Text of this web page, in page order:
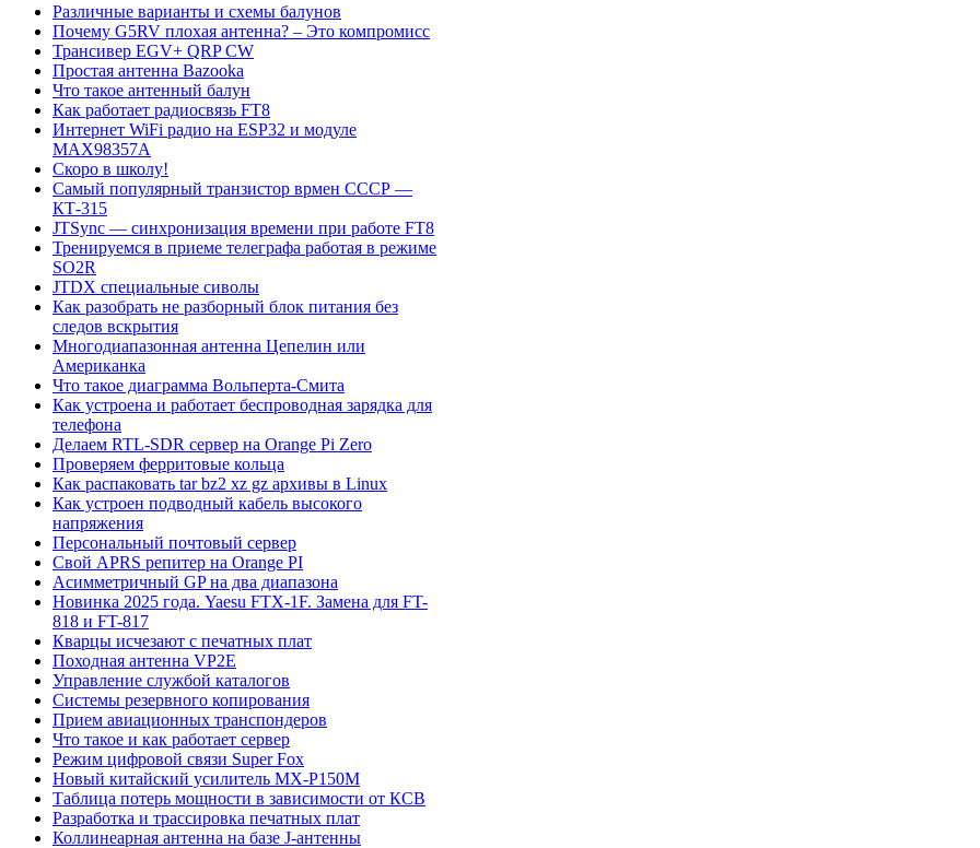
Различные варианты и схемы балунов
Почему G5RV плохая антенна? – Это компромисс
Трансивер EGV+ QRP CW
Простая антенна Bazooka
Что такое антенный балун
Как работает радиосвязь FT8
Интернет WiFi радио на ESP32 и модуле
MAX98357A
Скоро в школу!
Самый популярный транзистор врмен СССР —
КТ-315
JTSync — синхронизация времени при работе FT8
Тренируемся в приеме телеграфа работая в режиме
SO2R
JTDX специальные сиволы
Как разобрать не разборный блок питания без
следов вскрытия
Многодиапазонная антенна Цепелин или
Американка
Что такое диаграмма Вольперта-Смита
Как устроена и работает беспроводная зарядка для
телефона
Делаем RTL-SDR сервер на Orange Pi Zero
Проверяем ферритовые кольца
Как распаковать tar bz2 xz gz архивы в Linux
Как устроен подводный кабель высокого
напряжения
Персональный почтовый сервер
Свой APRS репитер на Orange PI
Асимметричный GP на два диапазона
Новинка 2025 года. Yaesu FTX-1F. Замена для FT-
818 и FT-817
Кварцы исчезают с печатных плат
Походная антенна VP2E
Управление службой каталогов
Системы резервного копирования
Прием авиационных транспондеров
Что такое и как работает сервер
Режим цифровой связи Super Fox
Новый китайский усилитель MX-P150M
Таблица потерь мощности в зависимости от КСВ
Разработка и трассировка печатных плат
Коллинеарная антенна на базе J-антенны